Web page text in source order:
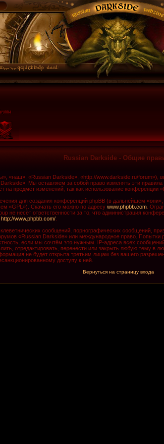
Russian Darkside - Общие
«наш», «Russian Darkside», «http://www.darkside.ru/forum»),
Мы оставляем за собой право изменять эти
предмет изменений, так как использование
для создания конференций phpBB (в дальнейшем
«GPL»). Скачать его можно по адресу www.phpbb.com.
не несёт ответственности за то, что администрация
http://www.phpbb.com/.
сообщений, порнографических сообщений,
«Russian Darkside» или международное право.
если мы сочтём это нужным. IP-адреса всех
отредактировать, перенести или закрыть любую тему в
не будет открыта третьим лицам без вашего
доступу к ней.
Вернуться на страницу входа